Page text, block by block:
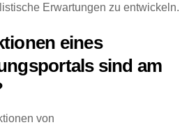
Erwartungen zu entwickeln.
eines
sind am
von